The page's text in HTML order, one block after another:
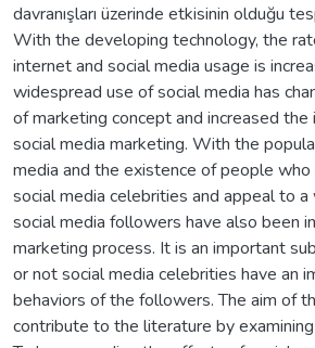
davranışları üzerinde etkisinin olduğu
With the developing technology, the
internet and social media usage is
widespread use of social media has
of marketing concept and increased
social media marketing. With the
media and the existence of people who
social media celebrities and appeal to a
social media followers have also been
marketing process. It is an important
or not social media celebrities have an
behaviors of the followers. The aim of
contribute to the literature by